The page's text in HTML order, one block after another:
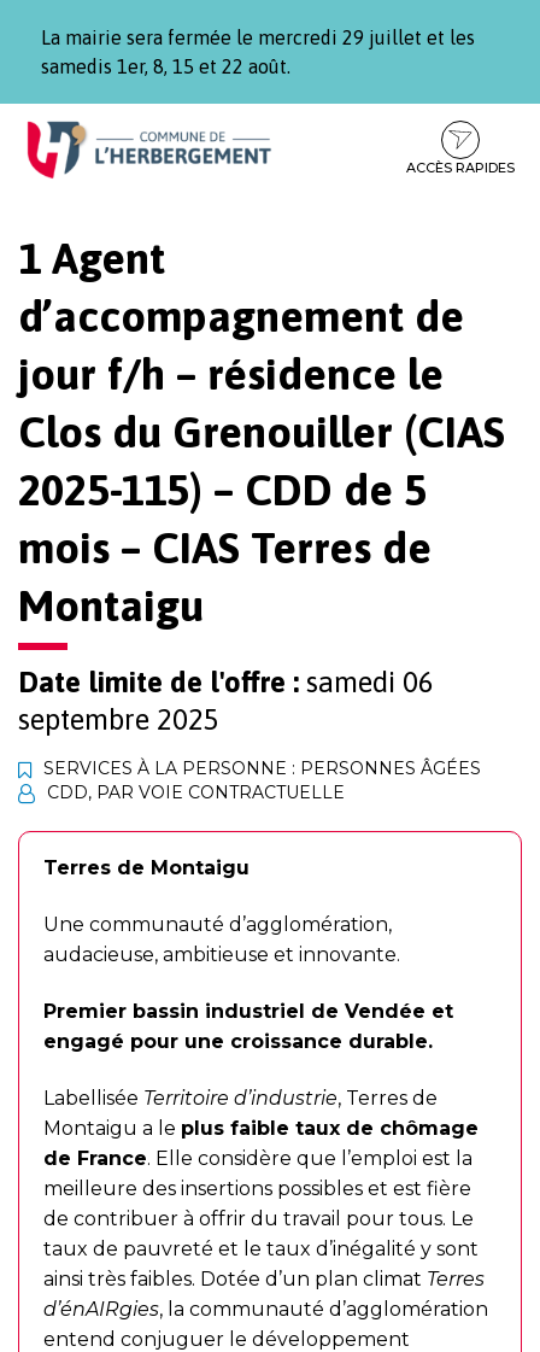
La mairie sera fermée le mercredi 29 juillet et les
samedis 1er, 8, 15 et 22 août.
Aller
Aller
contenu
Aller
pied
ACCÈS RAPIDES
1 Agent
d’accompagnement de
jour f/h – résidence le
Clos du Grenouiller (CIAS
2025-115) – CDD de 5
mois – CIAS Terres de
Montaigu
Date limite de l'offre : samedi 06
septembre 2025
SERVICES À LA PERSONNE : PERSONNES ÂGÉES
CDD, PAR VOIE CONTRACTUELLE
Terres de Montaigu
Une communauté d’agglomération,
audacieuse, ambitieuse et innovante.
Premier bassin industriel de Vendée et
engagé pour une croissance durable.
Labellisée Territoire d’industrie, Terres de
Montaigu a le plus faible taux de chômage
de France. Elle considère que l’emploi est la
meilleure des insertions possibles et est fière
de contribuer à offrir du travail pour tous. Le
taux de pauvreté et le taux d’inégalité y sont
ainsi très faibles. Dotée d’un plan climat Terres
d’énAIRgies, la communauté d’agglomération
entend conjuguer le développement